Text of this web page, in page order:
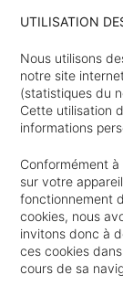
UTILISATION
Nous utilisons
notre site
(statistiques du
Cette utilisation
informations
Conformément
sur votre
fonctionnement
cookies, nous
invitons donc à
ces cookies
cours de sa